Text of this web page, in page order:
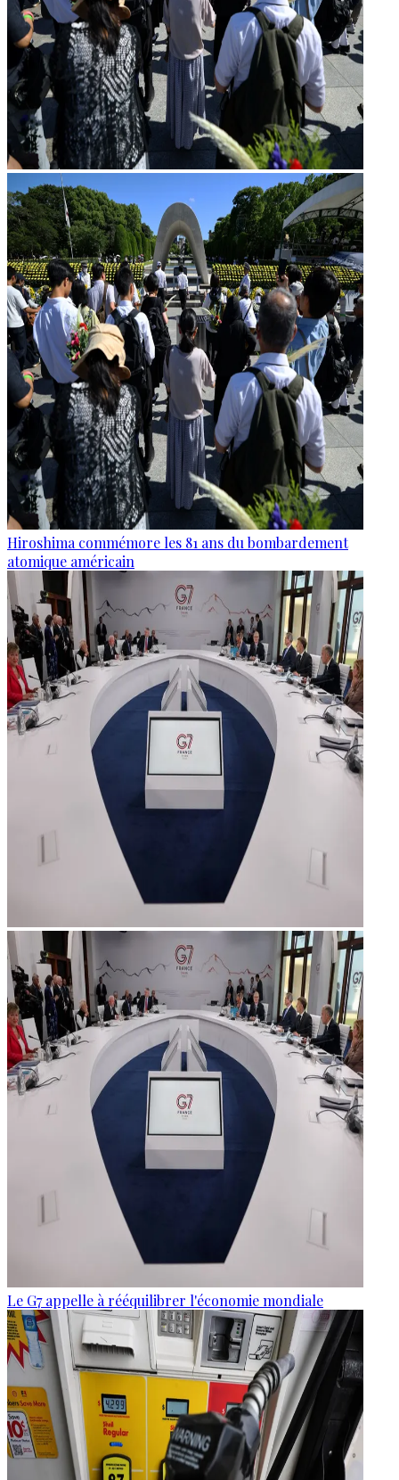
Hiroshima commémore les 81 ans du bombardement
atomique américain
Le G7 appelle à rééquilibrer l'économie mondiale